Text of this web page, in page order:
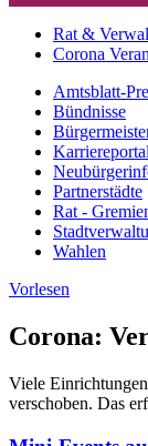
Rat &
Corona
Amtsblatt-
Bündnisse
Karriereportal
Partnerstädte
Rat -
Wahlen
Vorlesen
Corona:
Viele
verschoben. Das